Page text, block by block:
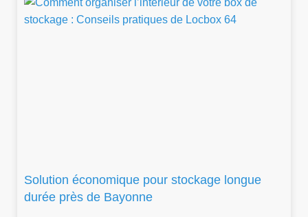
Solution économique pour stockage longue
durée près de Bayonne